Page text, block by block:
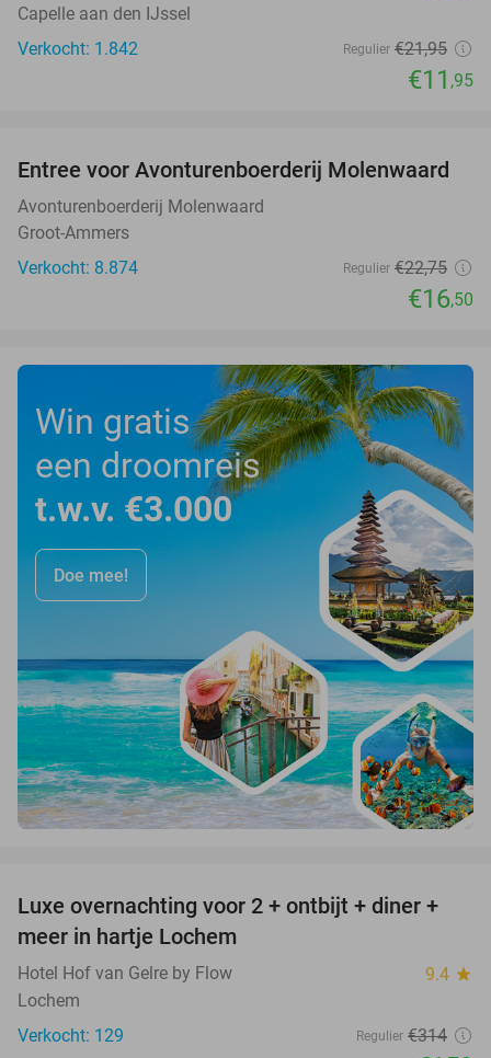
Capelle aan den IJssel
Verkocht: 1.842
Regulier €21,95
€11 ,95
27%
Entree voor Avonturenboerderij Molenwaard
Avonturenboerderij Molenwaard
Groot-Ammers
Verkocht: 8.874
Regulier €22,75
€16,50
Win gratis
een droomreis
t.w.v. €3.000
Doe mee!
49%
Luxe overnachting voor 2 + ontbijt + diner +
meer in hartje Lochem
Hotel Hof van Gelre by Flow 9.4 star
Lochem
Verkocht: 129
Regulier €314